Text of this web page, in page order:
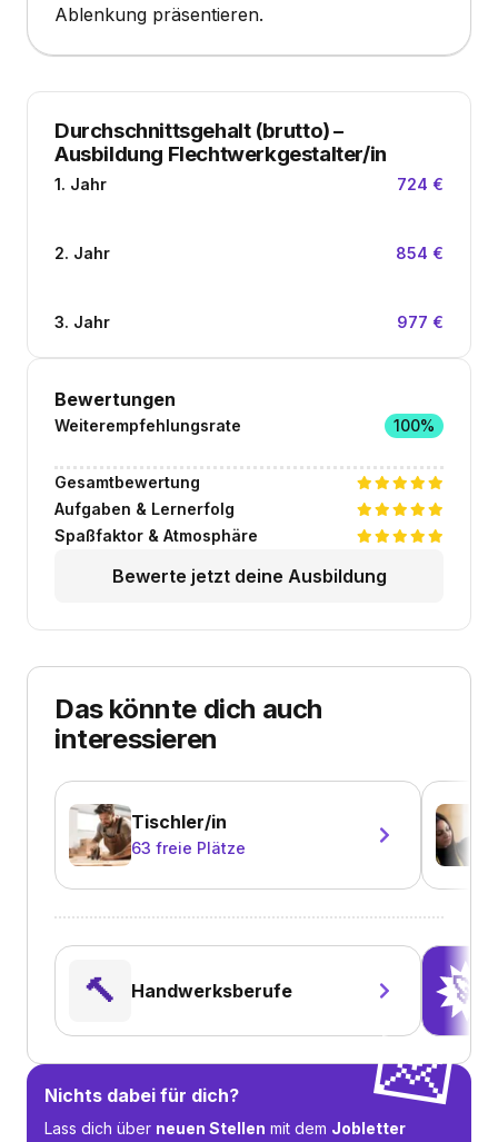
Ablenkung präsentieren.
Durchschnittsgehalt (brutto)–
Ausbildung Flechtwerkgestalter/in
1. Jahr 724 €
2. Jahr 854 €
3. Jahr 977 €
Bewertungen
Weiterempfehlungsrate 100%
Gesamtbewertung
Aufgaben & Lernerfolg
Spaßfaktor & Atmosphäre
Bewerte jetzt deine Ausbildung
Das könnte dich auch
interessieren
Tischler/in
63 freie Plätze
🔨 Handwerksberufe 🚀
💌
Nichts dabei für dich?
Lass dich über neuen Stellen mit dem Jobletter